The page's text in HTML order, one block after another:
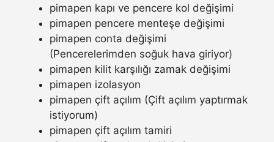
pimapen kapı ve pencere kol değişimi
pimapen pencere menteşe değişimi
pimapen conta değişimi
(Pencerelerimden soğuk hava giriyor)
pimapen kilit karşılığı zamak değişimi
pimapen izolasyon
pimapen çift açılım (Çift açılım yaptırmak
istiyorum)
pimapen çift açılım tamiri